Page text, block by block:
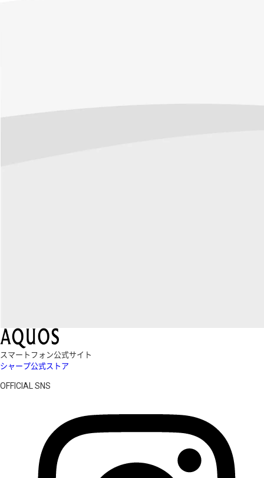
スマートフォン公式サイト
シャープ公式ストア
OFFICIAL SNS